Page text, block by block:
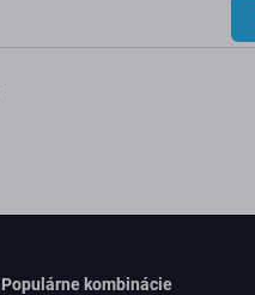
Populárne kombinácie